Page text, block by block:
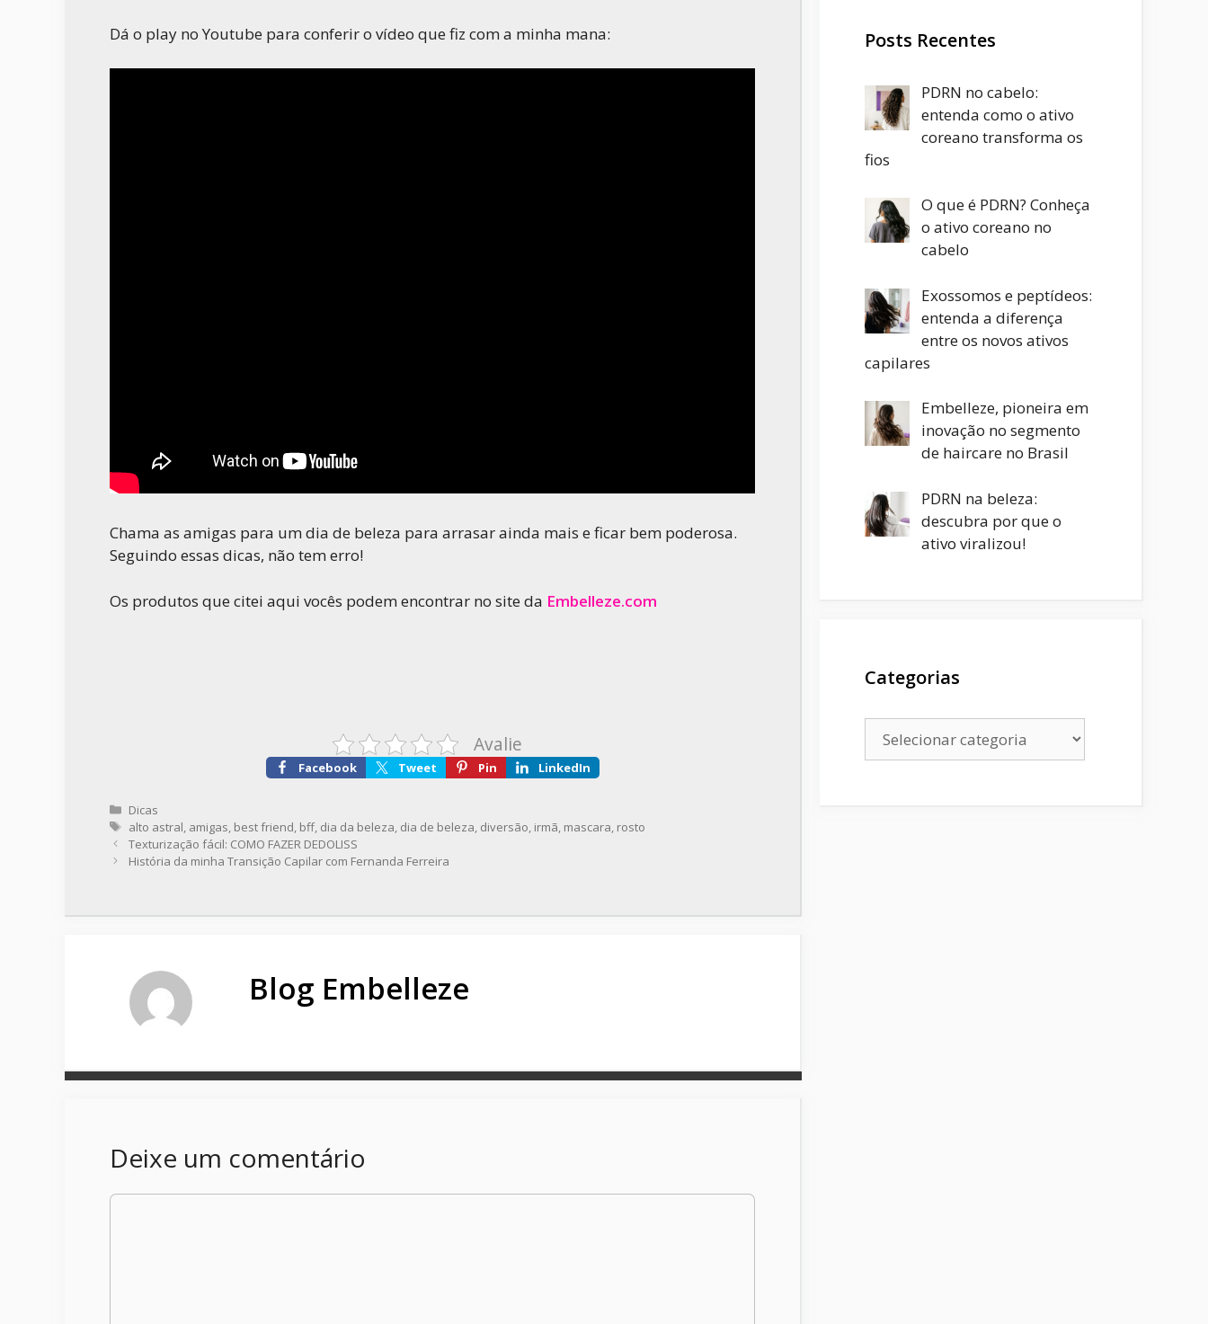
Dá o play no Youtube para conferir o vídeo que fiz com a minha mana:
Chama as amigas para um dia de beleza para arrasar ainda mais e ficar bem poderosa.
Seguindo essas dicas, não tem erro!
Os produtos que citei aqui vocês podem encontrar no site da Embelleze.com
Avalie
Facebook Tweet Pin LinkedIn
Categorias
Dicas
Tags
alto astral amigas best friend bff, dia da beleza dia de beleza diversão irmã mascara rosto
Texturização fácil: COMO FAZER DEDOLISS
História da minha Transição Capilar com Fernanda Ferreira
Blog Embelleze
Deixe um comentário
Comentário
Posts Recentes
PDRN no cabelo:
entenda como o ativo
coreano transforma os
fios
O que é PDRN? Conheça
o ativo coreano no
cabelo
Exossomos e peptídeos:
entenda a diferença
entre os novos ativos
capilares
Embelleze, pioneira em
inovação no segmento
de haircare no Brasil
PDRN na beleza:
descubra por que o
ativo viralizou!
Categorias